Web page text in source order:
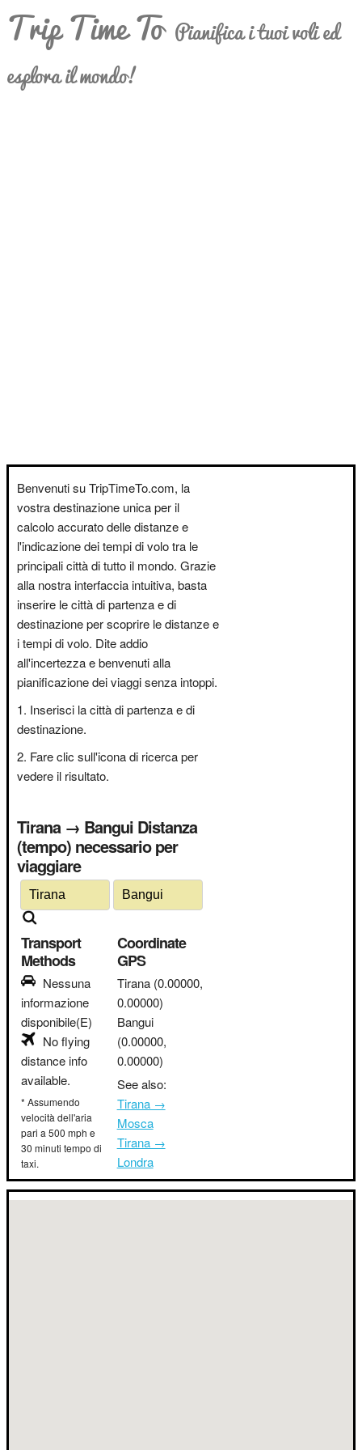
Trip Time To Pianifica i tuoi voli ed
esplora il mondo!
Benvenuti su TripTimeTo.com, la
vostra destinazione unica per il
calcolo accurato delle distanze e
l'indicazione dei tempi di volo tra le
principali città di tutto il mondo. Grazie
alla nostra interfaccia intuitiva, basta
inserire le città di partenza e di
destinazione per scoprire le distanze e
i tempi di volo. Dite addio
all'incertezza e benvenuti alla
pianificazione dei viaggi senza intoppi.
Inserisci la città di partenza e di
destinazione.
Fare clic sull'icona di ricerca per
vedere il risultato.
Tirana → Bangui Distanza
(tempo) necessario per
viaggiare
Transport
Methods
Nessuna
informazione
disponibile(E)
No flying
distance info
available.
* Assumendo
velocità dell'aria
pari a 500 mph e
30 minuti tempo di
taxi.
Coordinate
GPS
Tirana (0.00000,
0.00000)
Bangui
(0.00000,
0.00000)
See also:
Tirana →
Mosca
Tirana →
Londra